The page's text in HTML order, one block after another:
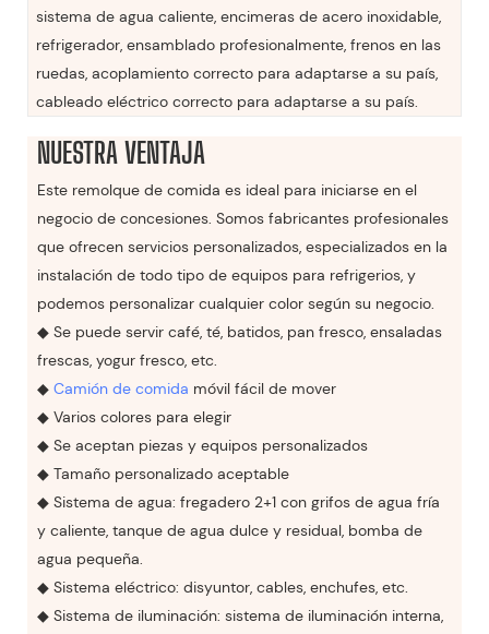
sistema de agua caliente, encimeras de acero inoxidable,
refrigerador, ensamblado profesionalmente, frenos en las
ruedas, acoplamiento correcto para adaptarse a su país,
cableado eléctrico correcto para adaptarse a su país.
NUESTRA VENTAJA
Este remolque de comida es ideal para iniciarse en el
negocio de concesiones. Somos fabricantes profesionales
que ofrecen servicios personalizados, especializados en la
instalación de todo tipo de equipos para refrigerios, y
podemos personalizar cualquier color según su negocio.
◆ Se puede servir café, té, batidos, pan fresco, ensaladas
frescas, yogur fresco, etc.
◆ Camión de comida móvil fácil de mover
◆ Varios colores para elegir
◆ Se aceptan piezas y equipos personalizados
◆ Tamaño personalizado aceptable
◆ Sistema de agua: fregadero 2+1 con grifos de agua fría
y caliente, tanque de agua dulce y residual, bomba de
agua pequeña.
◆ Sistema eléctrico: disyuntor, cables, enchufes, etc.
◆ Sistema de iluminación: sistema de iluminación interna,